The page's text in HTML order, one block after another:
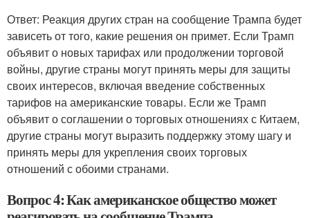
Ответ: Реакция других стран на сообщение Трампа будет
зависеть от того, какие решения он примет. Если Трамп
объявит о новых тарифах или продолжении торговой
войны, другие страны могут принять меры для защиты
своих интересов, включая введение собственных
тарифов на американские товары. Если же Трамп
объявит о соглашении о торговых отношениях с Китаем,
другие страны могут выразить поддержку этому шагу и
принять меры для укрепления своих торговых
отношений с обоими странами.
Вопрос 4: Как американское общество может